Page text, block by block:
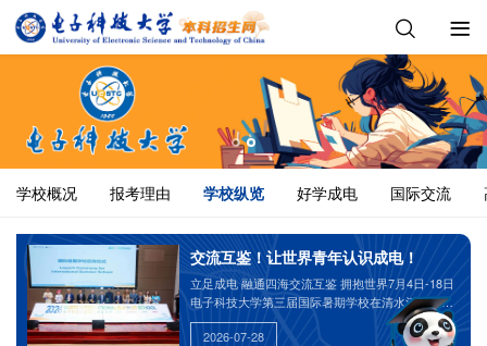
学校概况 报考理由 学校纵览 好学成电 国际交流
交流互鉴！让世界青年认识成电！
立足成电 融通四海交流互鉴 拥抱世界7月4日-18日
电子科技大学第三届国际暑期学校在清水河校区举
行
2026-07-28